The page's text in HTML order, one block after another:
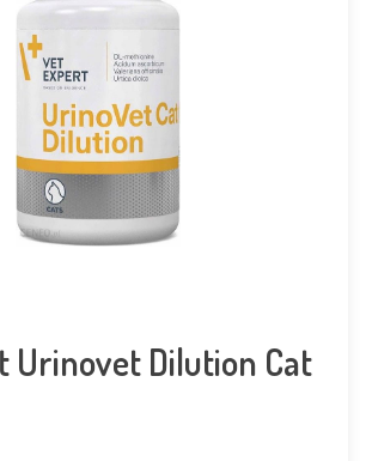
Urinovet Dilution Cat